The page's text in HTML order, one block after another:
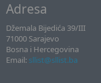
Adresa
Džemala Bijedića 39/III
71000 Sarajevo
Bosna i Hercegovina
Email: sllist@sllist.ba